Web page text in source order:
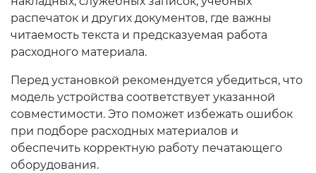
распечаток и других документов, где важны
читаемость текста и предсказуемая работа
расходного материала.
Перед установкой рекомендуется убедиться, что
модель устройства соответствует указанной
совместимости. Это поможет избежать ошибок
при подборе расходных материалов и
обеспечить корректную работу печатающего
оборудования.